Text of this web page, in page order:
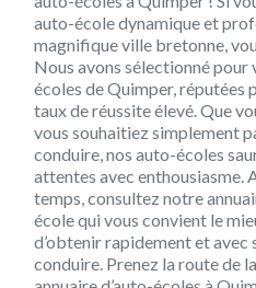
auto-école dynamique et
magnifique ville bretonne,
Nous avons sélectionné pour
écoles de Quimper, réputées
taux de réussite élevé. Que
vous souhaitiez simplement
conduire, nos auto-écoles
attentes avec enthousiasme.
temps, consultez notre
école qui vous convient le
d’obtenir rapidement et avec
conduire. Prenez la route de